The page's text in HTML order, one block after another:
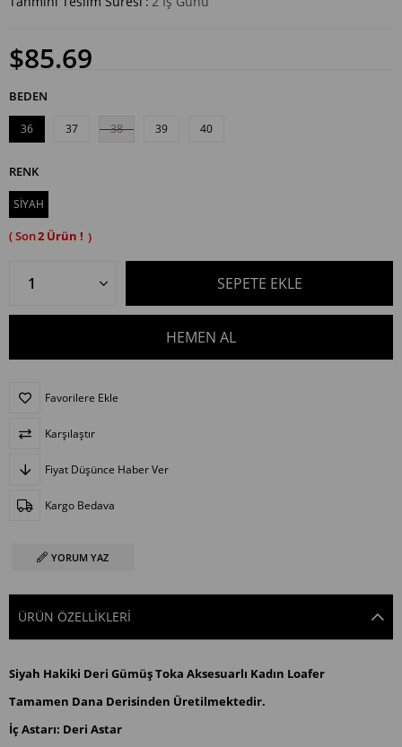
$85.69
BEDEN
2
36 37 38 39 40
RENK
SİYAH
Favorilere Ekle
Karşılaştır
Fiyat Düşünce Haber Ver
Kargo Bedava
YORUM YAZ
ÜRÜN ÖZELLIKLERI
Siyah Hakiki Deri Gümüş Toka Aksesuarlı Kadın Loafer
Tamamen Dana Derisinden Üretilmektedir.
İç Astarı: Deri Astar